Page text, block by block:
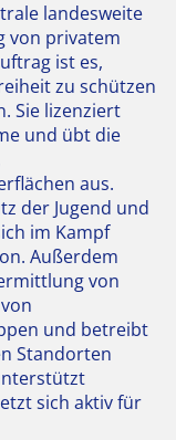
landesweite
von privatem
ist es,
zu schützen
Sie lizenziert
und übt die
aus.
der Jugend und
im Kampf
Außerdem
von
und betreibt
Standorten
sich aktiv für